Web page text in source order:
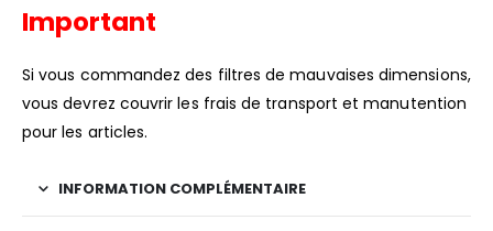
Important
Si vous commandez des filtres de mauvaises dimensions,
vous devrez couvrir les frais de transport et manutention
pour les articles.
INFORMATION COMPLÉMENTAIRE